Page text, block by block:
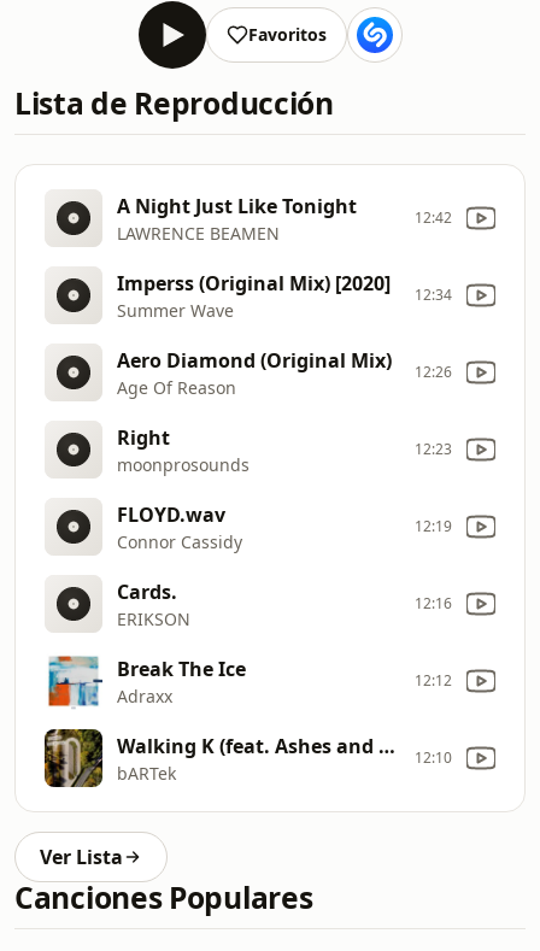
Favoritos
Lista de Reproducción
A Night Just Like Tonight
LAWRENCE BEAMEN
12:42
Imperss (Original Mix) [2020]
Summer Wave
12:34
Aero Diamond (Original Mix)
Age Of Reason
12:26
Right
moonprosounds
12:23
FLOYD.wav
Connor Cassidy
12:19
Cards.
ERIKSON
12:16
Break The Ice
Adraxx
12:12
Walking K (feat. Ashes and Dreams)
bARTek
12:10
Ver Lista
Canciones Populares